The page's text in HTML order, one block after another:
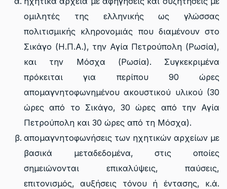
ομιλητές της ελληνικής ως γλώσσας
πολιτισμικής κληρονομιάς που διαμένουν στο
Σικάγο (Η.Π.Α.), την Αγία Πετρούπολη (Ρωσία),
και την Μόσχα (Ρωσία). Συγκεκριμένα
πρόκειται για περίπου 90 ώρες
απομαγνητοφωνημένου ακουστικού υλικού (30
ώρες από το Σικάγο, 30 ώρες από την Αγία
Πετρούπολη και 30 ώρες από τη Μόσχα).
απομαγνητοφωνήσεις των ηχητικών αρχείων με
βασικά μεταδεδομένα, στις οποίες
σημειώνονται επικαλύψεις, παύσεις,
επιτονισμός, αυξήσεις τόνου ή έντασης, κ.ά.